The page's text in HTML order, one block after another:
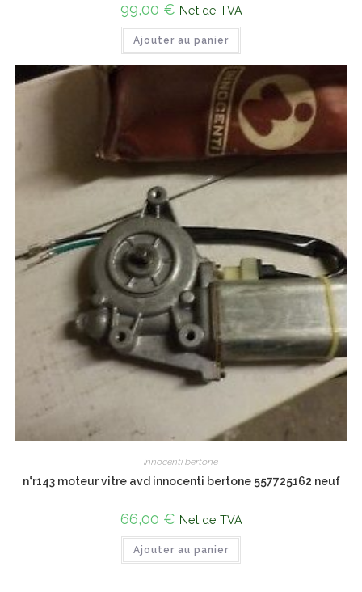
99,00 € Net de TVA
Ajouter au panier
innocenti bertone
n°r143 moteur vitre avd innocenti bertone 557725162 neuf
66,00 € Net de TVA
Ajouter au panier